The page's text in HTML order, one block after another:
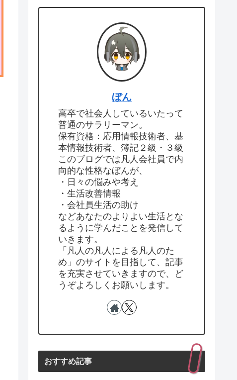
ぼん
高卒で社会人しているいたって
普通のサラリーマン。
保有資格：応用情報技術者、基
本情報技術者、簿記２級・３級
このブログでは凡人会社員で内
向的な性格なぼんが、
・日々の悩みや考え
・生活改善情報
・会社員生活の助け
などあなたのよりよい生活とな
るように学んだことを発信して
いきます。
「凡人の凡人による凡人のた
め」のサイトを目指して、記事
を充実させていきますので、ど
うぞよろしくお願いします。
おすすめ記事